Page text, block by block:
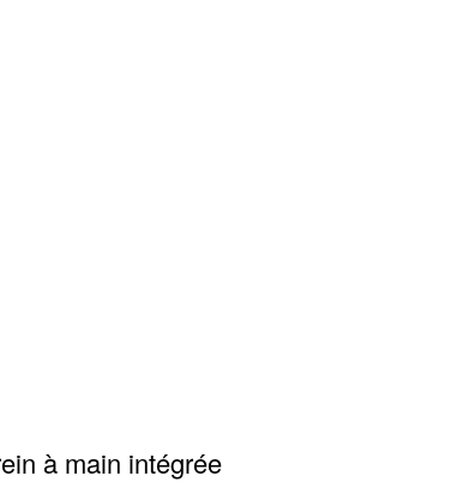
à main intégrée